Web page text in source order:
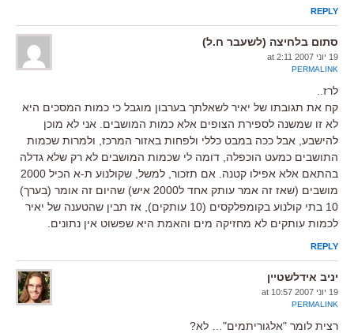
REPLY
סתום בלחיצה (לשעבר ח.ל)
19 יוני 2007 at 2:11
PERMALINK
לרז..
קח את תגובתו של יאיר לשאלתך בערבון מוגבל כי כמות המסכים היא
לא זו שמשנה לספירת הצופים אלא כמות המושבים. אני לא מוכן
להישבע, אבל ככה במבט כללי ולפחות באזור המרכז, ולמרות שכמות
התושבים כמעט הוכפלה, דומה לי שכמות המושבים לא רק שלא גדלה
בהתאם אלא אפילו קטנה. אם תזכור, למשל, שקולנוע ת-א הכיל 2000
מושבים (שאז זה אמר עותק אחד ל2000 איש) שהיום זה אומר (בערך)
10 בתי קולנוע בקומפלקסים (10 עותקים), אז תבין שהטענה של יאיר
לכמות עותקים לא מחזיקה מים והאמת היא שפשוט אין נתונים.
REPLY
יניב אידלשטיין
19 יוני 2007 at 10:57
PERMALINK
רצית לומר "אלגוריתמים"… לא?